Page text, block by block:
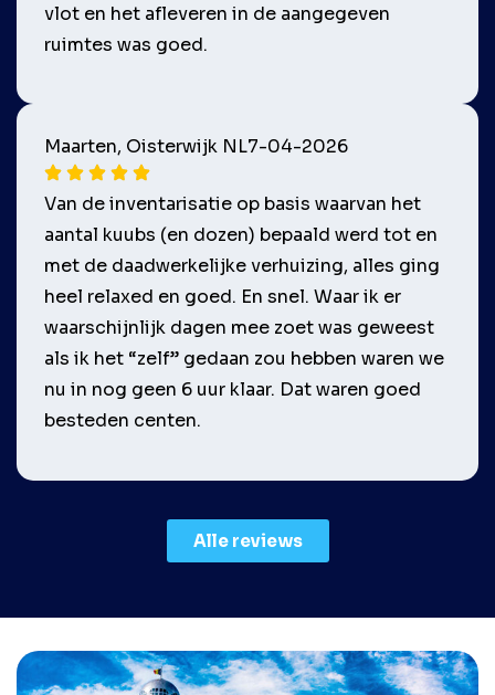
vlot en het afleveren in de aangegeven
ruimtes was goed.
Maarten, Oisterwijk NL7-04-2026
Van de inventarisatie op basis waarvan het
aantal kuubs (en dozen) bepaald werd tot en
met de daadwerkelijke verhuizing, alles ging
heel relaxed en goed. En snel. Waar ik er
waarschijnlijk dagen mee zoet was geweest
als ik het “zelf” gedaan zou hebben waren we
nu in nog geen 6 uur klaar. Dat waren goed
besteden centen.
Alle reviews